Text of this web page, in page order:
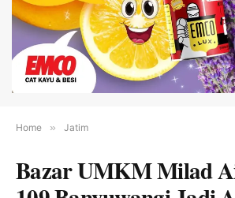
Home » Jatim
Bazar UMKM Milad